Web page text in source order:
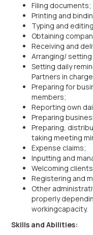
Filing documents;
Printing and
Typing and
Obtaining
Receiving and
Arranging/
Setting daily
Partners in
Preparing for
members;
Reporting own
Preparing
Preparing,
taking meeting
Expense claims;
Inputting and
Welcoming
Registering and
Other
properly
workingcapacity.
Skills and Abilities: